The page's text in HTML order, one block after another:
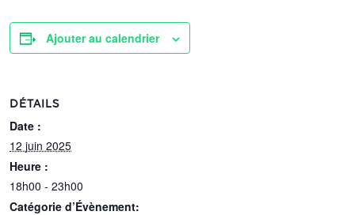
Ajouter au calendrier
DÉTAILS
Date :
12 juin 2025
Heure :
18h00 - 23h00
Catégorie d’Évènement: